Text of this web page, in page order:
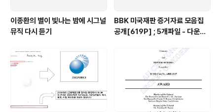
이종환의 별이 빛나는 밤에 시그널
뮤직 다시 듣기
BBK 미국재판 증거자료 모음집
공개[619P] ; 5개파일 - 다운로